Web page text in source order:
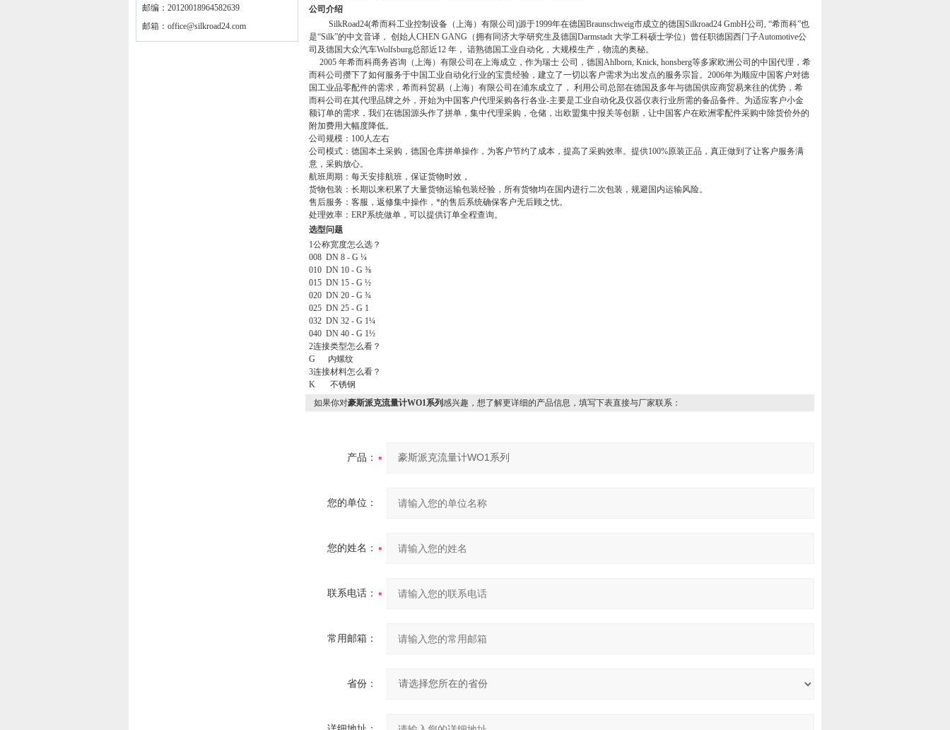
邮编：20120018964582639
邮箱： office@silkroad24.com
公司介绍
SilkRoad24(希而科工业控制设备（上海）有限公司 )源于1999年在德国Braunschweig市成立的德国Silkroad24 GmbH公司 , “希而科”也
是“Silk”的中文音译， 创始人CHEN GANG （拥有同济大学研究生及德国Darmstadt 大学工科硕士学位）曾任职德国西门子Automotive公
司及德国大众汽车Wolfsburg总部近12 年， 谙熟德国工业自动化，大规模生产，物流的奥秘。
2005 年希而科商务咨询（上海）有限公司在上海成立，作为瑞士 公司，德国Ahlborn, Knick, honsberg等多家欧洲公司的中国代理，希
而科公司攒下了如何服务于中国工业自动化行业的宝贵经验，建立了一切以客户需求为出发点的服务宗旨。 2006年为顺应中国客户对德
国工业品零配件的需求，希而科贸易（上海）有限公司在浦东成立了， 利用公司总部在德国及多年与德国供应商贸易来往的优势，希
而科公司在其代理品牌之外，开始为中国客户代理采购各行各业-主要是工业自动化及仪器仪表行业所需的备品备件。为适应客户小金
额订单的需求，我们在德国源头作了拼单，集中代理采购，仓储，出欧盟集中报关等创新，让中国客户在欧洲零配件采购中除货价外的
附加费用大幅度降低。
公司规模： 100人左右
公司模式：德国本土采购，德国仓库拼单操作，为客户节约了成本，提高了采购效率。提供100%原装正品，真正做到了让客户服务满
意，采购放心。
航班周期：每天安排航班，保证货物时效，
货物包装：长期以来积累了大量货物运输包装经验，所有货物均在国内进行二次包装，规避国内运输风险。
售后服务：客服，返修集中操作，*的售后系统确保客户无后顾之忧。
处理效率： ERP系统做单，可以提供订单全程查询。
选型问题
1公称宽度怎么选？
008 DN 8 - G ¼
010 DN 10 - G ⅜
015 DN 15 - G ½
020 DN 20 - G ¾
025 DN 25 - G 1
032 DN 32 - G 1¼
040 DN 40 - G 1½
2连接类型怎么看？
G 内螺纹
3连接材料怎么看？
K 不锈钢
如果你对豪斯派克流量计WO1系列感兴趣，想了解更详细的产品信息，填写下表直接与厂家联系：
产品：
您的单位：
您的姓名：
联系电话：
常用邮箱：
省份：